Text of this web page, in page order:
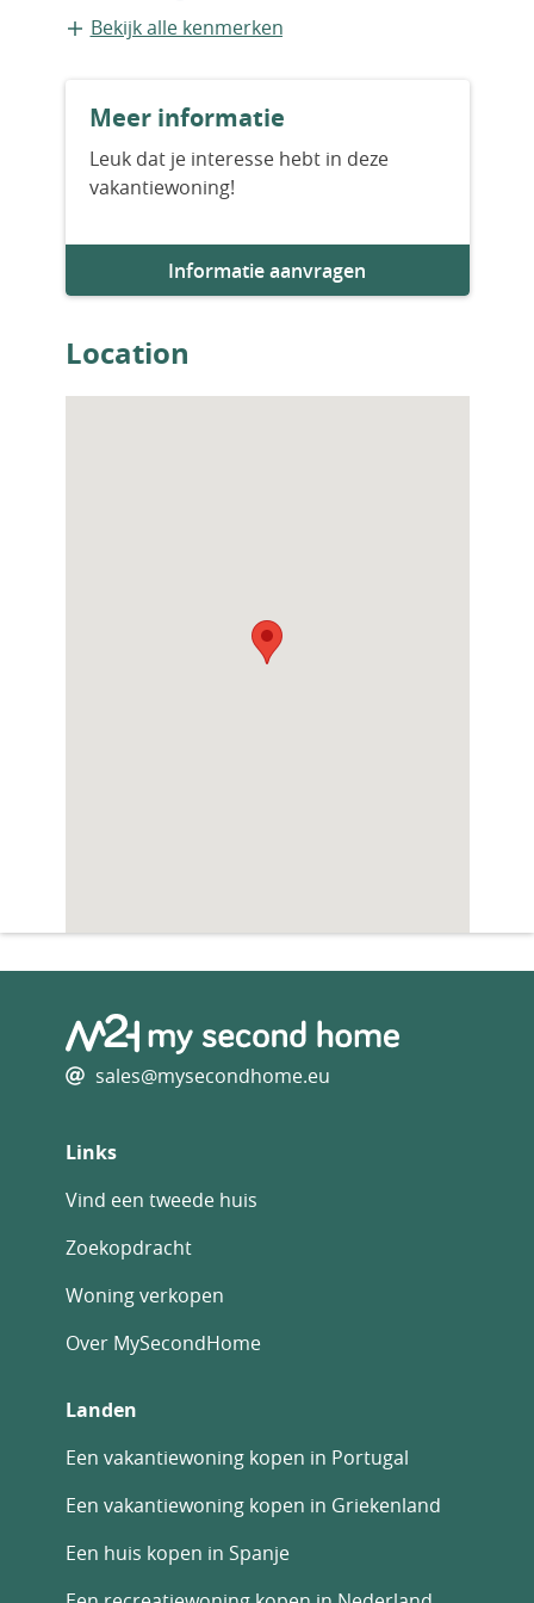
Appartement
Bestaande bouw
Bouwjaar
Aantal slaapkamers
Aantal badkamers
Bekijk alle kenmerken
Meer informatie
Leuk dat je interesse hebt in deze
vakantiewoning!
Informatie aanvragen
Location
sales@mysecondhome.eu
Links
Vind een tweede huis
Zoekopdracht
Woning verkopen
Over MySecondHome
Landen
Een vakantiewoning kopen in Portugal
Een vakantiewoning kopen in Griekenland
Een huis kopen in Spanje